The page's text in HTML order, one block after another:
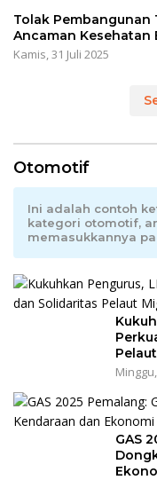
Tolak Pembangunan
Ancaman Kesehatan
Kamis, 31 Juli 2025
Otomotif
Ini adalah contoh
kategori otomotif,
memasukkannya
GAS